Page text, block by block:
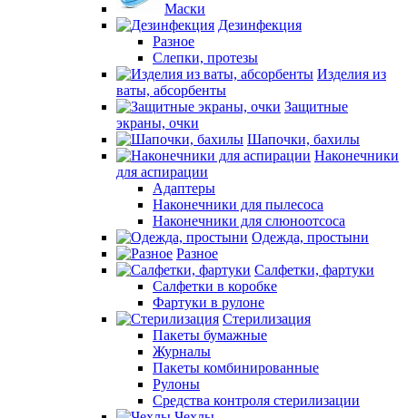
Маски
Дезинфекция
Разное
Слепки, протезы
Изделия из
ваты, абсорбенты
Защитные
экраны, очки
Шапочки, бахилы
Наконечники
для аспирации
Адаптеры
Наконечники для пылесоса
Наконечники для слюноотсоса
Одежда, простыни
Разное
Салфетки, фартуки
Салфетки в коробке
Фартуки в рулоне
Стерилизация
Пакеты бумажные
Журналы
Пакеты комбинированные
Рулоны
Средства контроля стерилизации